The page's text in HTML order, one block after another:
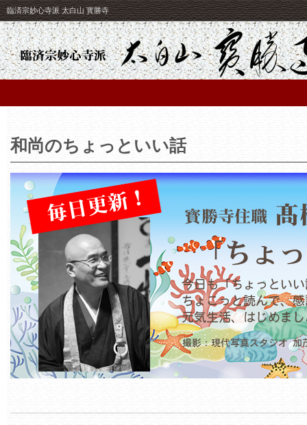
臨済宗妙心寺派 太白山 寳勝寺
和尚のちょっといい話